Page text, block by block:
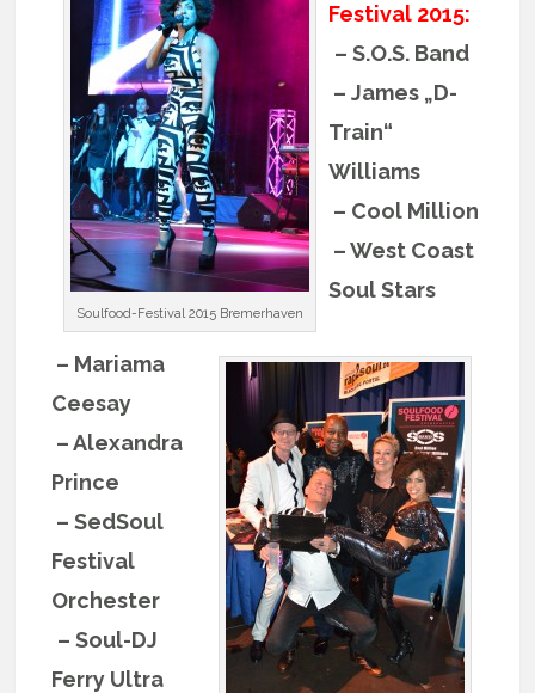
Soulfood-Festival 2015 Bremerhaven
Festival 2015:
– S.O.S. Band
– James „D-
Train“
Williams
– Cool Million
– West Coast
Soul Stars
– Mariama
Ceesay
– Alexandra
Prince
– SedSoul
Festival
Orchester
– Soul-DJ
Ferry Ultra